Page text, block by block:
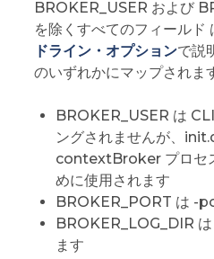
BROKER_USER および
を除くすべてのフィールド
ドライン・オプションで説
のいずれかにマップされま
BROKER_USER は
ングされませんが、
contextBroker プロセ
めに使用されます
BROKER_PORT は -
BROKER_LOG_DIR
ます